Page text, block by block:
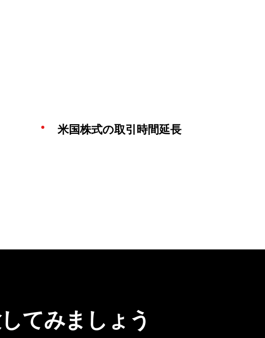
米国株式の取引時間延長
てみましょう